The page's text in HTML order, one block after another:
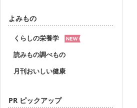
よみもの
くらしの栄養学
読みもの調べもの
月刊おいしい健康
PR ピックアップ